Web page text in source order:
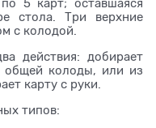
5 карт; оставшаяся
стола. Три верхние
с колодой.
действия: добирает
общей колоды, или из
карту с руки.
типов: